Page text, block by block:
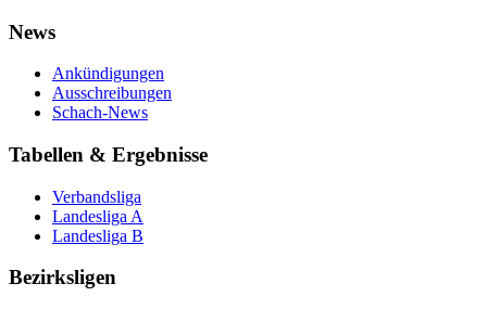
News
Ankündigungen
Ausschreibungen
Schach-News
Tabellen & Ergebnisse
Verbandsliga
Landesliga A
Landesliga B
Bezirksligen